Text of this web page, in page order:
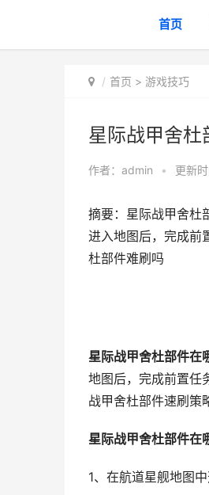
首页
首页 > 游戏技巧
星际战甲舍杜
作者： admin • 更新
摘要：星际战甲舍杜
进入地图后，完成前
杜部件难刷吗
星际战甲舍杜部件在
地图后，完成前置任
战甲舍杜部件速刷策
星际战甲舍杜部件在
1、在航道星舰地图